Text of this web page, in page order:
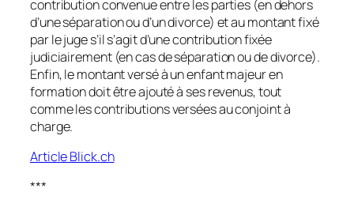
contribution convenue entre les parties (en dehors
d’une séparation ou d’un divorce) et au montant fixé
par le juge s’il s’agit d’une contribution fixée
judiciairement (en cas de séparation ou de divorce).
Enfin, le montant versé à un enfant majeur en
formation doit être ajouté à ses revenus, tout
comme les contributions versées au conjoint à
charge.
Article Blick.ch
***